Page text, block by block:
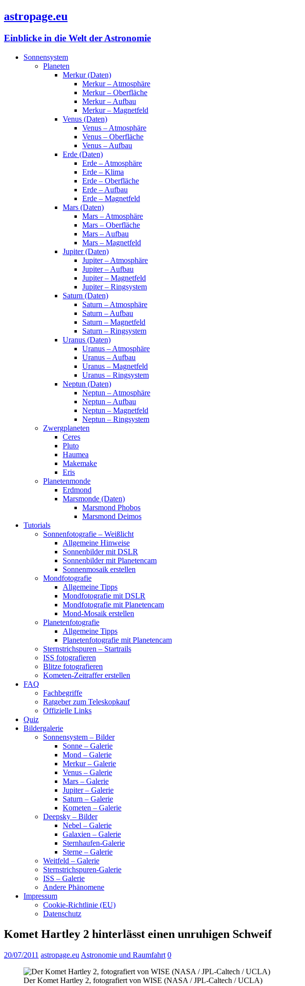
astropage.eu
Einblicke in die Welt der Astronomie
Sonnensystem
Planeten
Merkur (Daten)
Merkur – Atmosphäre
Merkur – Oberfläche
Merkur – Aufbau
Merkur – Magnetfeld
Venus (Daten)
Venus – Atmosphäre
Venus – Oberfläche
Venus – Aufbau
Erde (Daten)
Erde – Atmosphäre
Erde – Klima
Erde – Oberfläche
Erde – Aufbau
Erde – Magnetfeld
Mars (Daten)
Mars – Atmosphäre
Mars – Oberfläche
Mars – Aufbau
Mars – Magnetfeld
Jupiter (Daten)
Jupiter – Atmosphäre
Jupiter – Aufbau
Jupiter – Magnetfeld
Jupiter – Ringsystem
Saturn (Daten)
Saturn – Atmosphäre
Saturn – Aufbau
Saturn – Magnetfeld
Saturn – Ringsystem
Uranus (Daten)
Uranus – Atmosphäre
Uranus – Aufbau
Uranus – Magnetfeld
Uranus – Ringsystem
Neptun (Daten)
Neptun – Atmosphäre
Neptun – Aufbau
Neptun – Magnetfeld
Neptun – Ringsystem
Zwergplaneten
Ceres
Pluto
Haumea
Makemake
Eris
Planetenmonde
Erdmond
Marsmonde (Daten)
Marsmond Phobos
Marsmond Deimos
Tutorials
Sonnenfotografie – Weißlicht
Allgemeine Hinweise
Sonnenbilder mit DSLR
Sonnenbilder mit Planetencam
Sonnenmosaik erstellen
Mondfotografie
Allgemeine Tipps
Mondfotografie mit DSLR
Mondfotografie mit Planetencam
Mond-Mosaik erstellen
Planetenfotografie
Allgemeine Tipps
Planetenfotografie mit Planetencam
Sternstrichspuren – Startrails
ISS fotografieren
Blitze fotografieren
Kometen-Zeitraffer erstellen
FAQ
Fachbegriffe
Ratgeber zum Teleskopkauf
Offizielle Links
Quiz
Bildergalerie
Sonnensystem – Bilder
Sonne – Galerie
Mond – Galerie
Merkur – Galerie
Venus – Galerie
Mars – Galerie
Jupiter – Galerie
Saturn – Galerie
Kometen – Galerie
Deepsky – Bilder
Nebel – Galerie
Galaxien – Galerie
Sternhaufen-Galerie
Sterne – Galerie
Weitfeld – Galerie
Sternstrichspuren-Galerie
ISS – Galerie
Andere Phänomene
Impressum
Cookie-Richtlinie (EU)
Datenschutz
Komet Hartley 2 hinterlässt einen unruhigen Schweif
20/07/2011 astropage.eu Astronomie und Raumfahrt 0
Der Komet Hartley 2, fotografiert von WISE (NASA / JPL-Caltech / UCLA)